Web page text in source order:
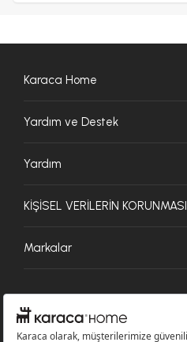
Karaca Home
Yardım ve Destek
Yardım
KİŞİSEL VERİLERİN KORUNMASI
Markalar